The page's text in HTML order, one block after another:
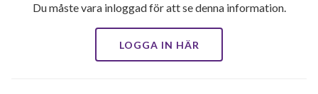
Du måste vara inloggad för att se denna information.
LOGGA IN HÄR